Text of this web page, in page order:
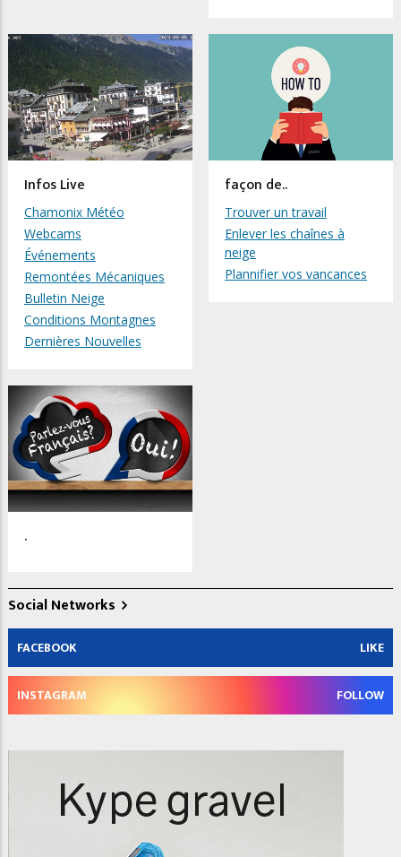
Infos Live
Chamonix Météo
Webcams
Événements
Remontées Mécaniques
Bulletin Neige
Conditions Montagnes
Dernières Nouvelles
façon de..
Trouver un travail
Enlever les chaînes à
neige
Plannifier vos vancances
.
Social Networks
FACEBOOK LIKE
INSTAGRAM FOLLOW